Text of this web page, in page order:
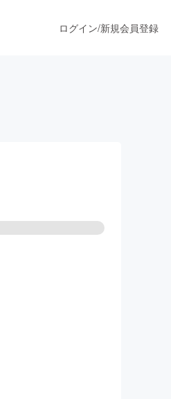
ログイン/新規会員登録